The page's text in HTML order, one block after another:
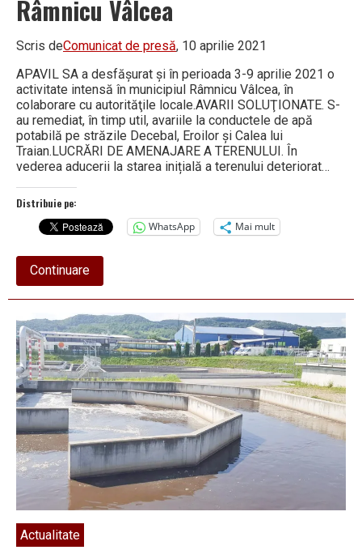
Râmnicu Vâlcea
Scris deComunicat de presă, 10 aprilie 2021
APAVIL SA a desfăşurat şi în perioada 3-9 aprilie 2021 o
activitate intensă în municipiul Râmnicu Vâlcea, în
colaborare cu autorităţile locale.AVARII SOLUŢIONATE. S-
au remediat, în timp util, avariile la conductele de apă
potabilă pe străzile Decebal, Eroilor și Calea lui
Traian.LUCRĂRI DE AMENAJARE A TERENULUI. În
vederea aducerii la starea inițială a terenului deteriorat…
Distribuie pe:
WhatsApp
Mai mult
Continuareabout
Situaţia
centralizată
lucrărilor
derulate
de
Apavil
SA
în
Râmnicu
Vâlcea
Actualitate